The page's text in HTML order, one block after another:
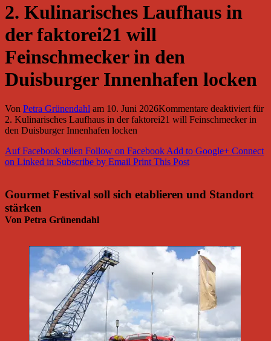
2. Kulinarisches Laufhaus in
der faktorei21 will
Feinschmecker in den
Duisburger Innenhafen locken
Von Petra Grünendahl am 10. Juni 2026Kommentare deaktiviertfür
2. Kulinarisches Laufhaus in der faktorei21 will Feinschmecker in
den Duisburger Innenhafen locken
Auf Facebook teilen Follow on FacebookAdd to Google+ Connect
on Linked in Subscribe by Email Print This Post
Gourmet Festival soll sich etablieren und Standort
stärken
Von Petra Grünendahl